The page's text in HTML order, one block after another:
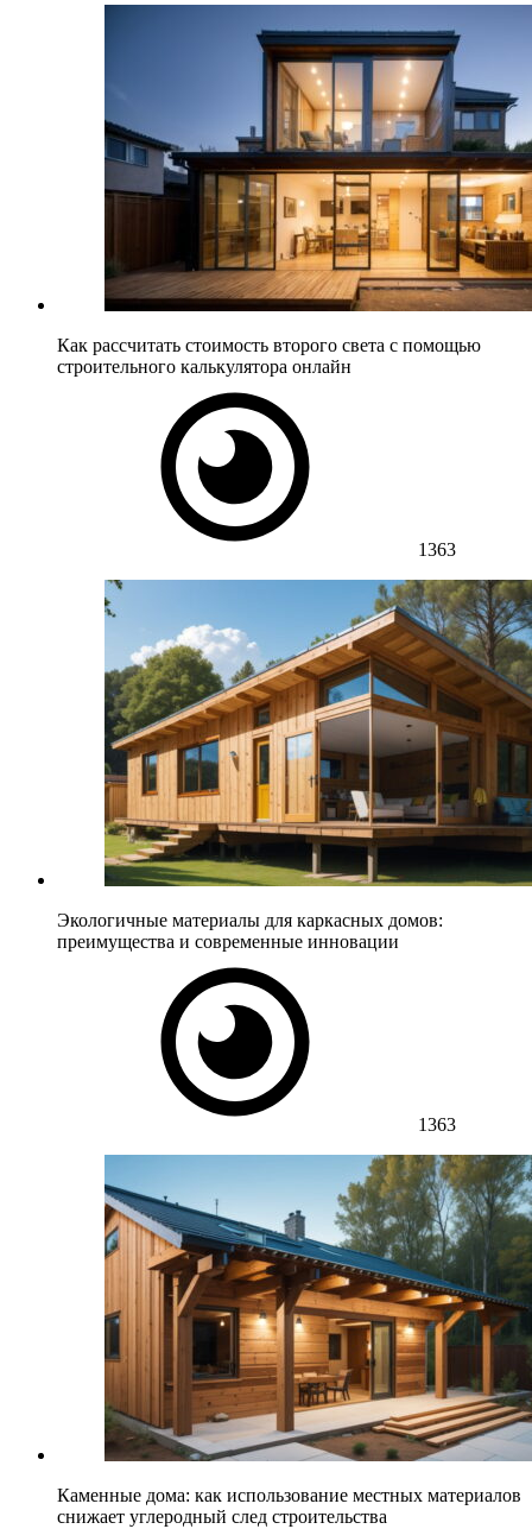
Как рассчитать стоимость второго света с помощью
строительного калькулятора онлайн
1363
Экологичные материалы для каркасных домов:
преимущества и современные инновации
1363
Каменные дома: как использование местных материалов
снижает углеродный след строительства